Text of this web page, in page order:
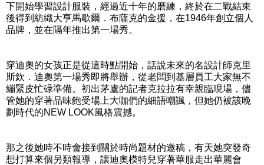
下開始學習設計服裝，經過近十年的磨練，終於在二戰結束
後得到紡織大亨馬歇爾．布薩克的金援，在1946年創立個人
品牌，並在隔年推出第一場秀。
穿迪奧的女孩正是從這時點開始，話說未來的名設計師克里
斯欽．迪奧第一場秀即將舉辦，從老闆到基層員工大家無不
繃緊皮忙碌準備。初出茅廬的記者克拉拉有幸親臨現場，儘
管她的穿著品味飽受場上大咖們的細語嘲諷，但她仍被該晚
劃時代的NEW LOOK風格震撼。
那之後她時不時會接到關於時尚題材的邀稿，有天她突發奇
想打算來個另類報導，讓迪奧模特兒穿著華服走出華麗會